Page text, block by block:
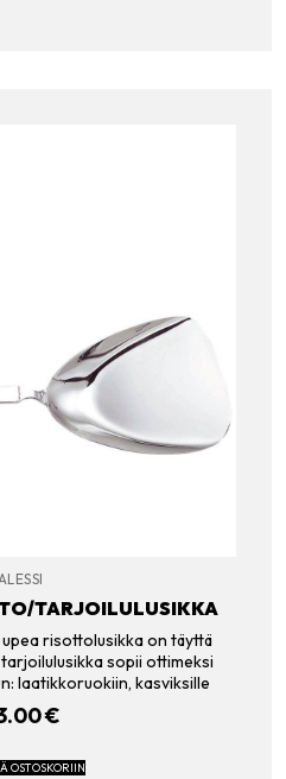
ALESSI
TARJOILULUSIKKA
risottolusikka on täyttä
sopii ottimeksi
laatikkoruokiin, kasviksille
€
OSTOSKORIIN